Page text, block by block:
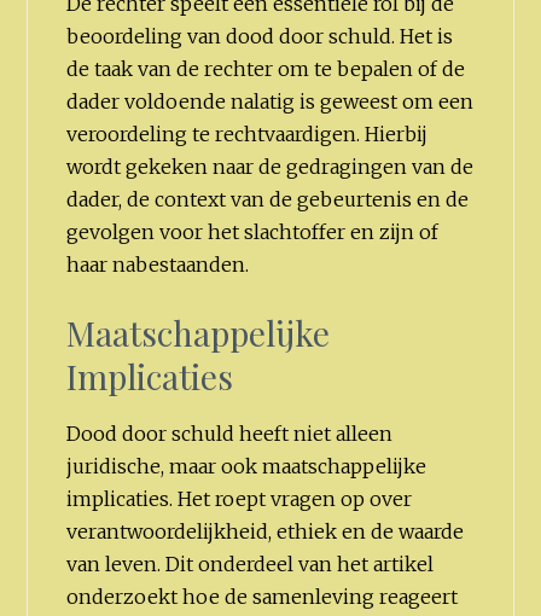
beoordeling van dood door schuld. Het is
de taak van de rechter om te bepalen of de
dader voldoende nalatig is geweest om een
veroordeling te rechtvaardigen. Hierbij
wordt gekeken naar de gedragingen van de
dader, de context van de gebeurtenis en de
gevolgen voor het slachtoffer en zijn of
haar nabestaanden.
Maatschappelijke
Implicaties
Dood door schuld heeft niet alleen
juridische, maar ook maatschappelijke
implicaties. Het roept vragen op over
verantwoordelijkheid, ethiek en de waarde
van leven. Dit onderdeel van het artikel
onderzoekt hoe de samenleving reageert